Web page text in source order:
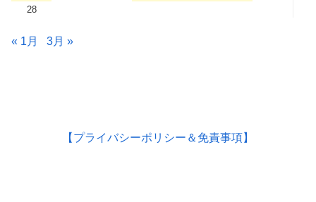
28
« 1月 3月 »
【プライバシーポリシー＆免責事項】